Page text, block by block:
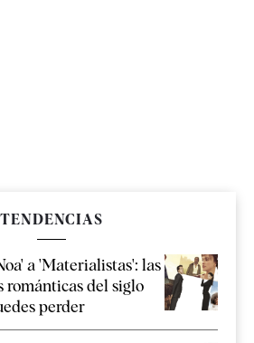
TENDENCIAS
a 'Materialistas': las
románticas del siglo
perder